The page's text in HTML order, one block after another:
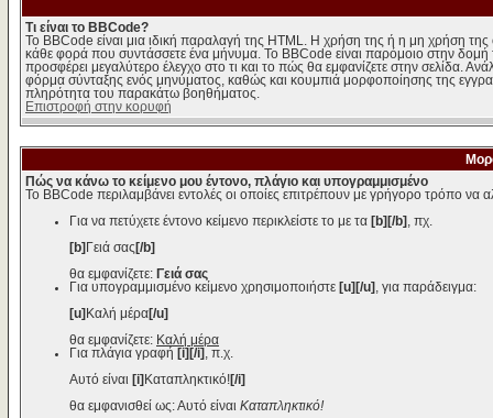
Τι είναι το BBCode?
Το BBCode είναι μια ιδική παραλαγή της HTML. Η χρήση της ή η μη χρήση
κάθε φορά που συντάσσετε ένα μήνυμα. Το BBCode είναι παρόμοιο στην δομή
προσφέρει μεγαλύτερο έλεγχο στο τι και το πώς θα εμφανίζετε στην σελίδα.
φόρμα σύνταξης ενός μηνύματος, καθώς και κουμπιά μορφοποίησης της
πληρότητα του παρακάτω βοηθήματος.
Επιστροφή στην κορυφή
Πώς να κάνω το κείμενο μου έντονο, πλάγιο και υπογραμμισμένο
Το BBCode περιλαμβάνει εντολές οι οποίες επιτρέπουν με γρήγορο τρόπο
Για να πετύχετε έντονο κείμενο περικλείστε το με τα [b][/b]
, πχ.
[b] Γειά σας [/b]
θα εμφανίζετε: Γειά σας
Για υπογραμμισμένο κείμενο χρησιμοποιήστε [u][/u]
, για παράδειγμα:
[u] Καλή μέρα[/u]
θα εμφανίζετε: Καλή μέρα
Για πλάγια γραφή [i][/i]
, π.χ.
Αυτό είναι [i] Καταπληκτικό![/i]
θα εμφανισθεί ως: Αυτό είναι Καταπληκτικό!